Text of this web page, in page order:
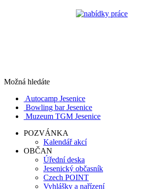
Možná hledáte
Autocamp Jesenice
Bowling bar Jesenice
Muzeum TGM Jesenice
POZVÁNKA
Kalendář akcí
OBČAN
Úřední deska
Jesenický občasník
Czech POINT
Vyhlášky a nařízení